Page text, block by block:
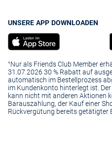
UNSERE APP DOWNLOADEN
¹Nur als Friends Club Member
31.07.2026 30 % Rabatt auf
automatisch im Bestellprozess
im Kundenkonto hinterlegt ist.
kann nicht mit anderen Aktionen
Barauszahlung, der Kauf einer
Rückvergütung bereits getätigter